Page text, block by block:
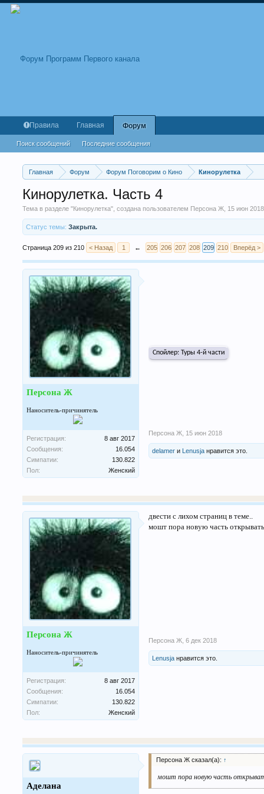
Главная Форум Форум Поговорим о Кино Кинорулетка
Кинорулетка. Часть 4
Тема в разделе "Кинорулетка", создана пользователем Персона Ж 15 июн 2018
Статус темы: Закрыта.
Страница 209 из 210 < Назад 1 ← 205 206 207 208 209 210 Вперёд >
Персона Ж
Наноситель-причинятель
Регистрация:
8 авг 2017
Сообщения:
16.054
Симпатии:
130.822
Пол:
Женский
Спойлер:Туры 4-й части
Персона Ж 15 июн 2018
delamer и Lenusja нравится это.
Персона Ж
Наноситель-причинятель
Регистрация:
8 авг 2017
Сообщения:
16.054
Симпатии:
130.822
Пол:
Женский
двести с лихом страниц в теме..
мошт пора новую часть
Персона Ж 6 дек 2018
Lenusja нравится это.
Аделана
Персона Ж сказал(а): ↑
мошт пора новую часть
Правила Главная Форум
Поиск сообщений Последние сообщения